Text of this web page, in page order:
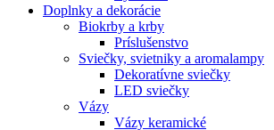
Doplnky a dekorácie
Biokrby a krby
Príslušenstvo
Sviečky, svietniky a aromalampy
Dekoratívne sviečky
LED sviečky
Vázy
Vázy keramické